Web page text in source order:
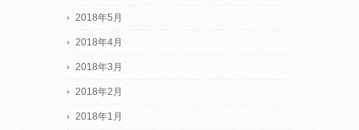
2018年5月
2018年4月
2018年3月
2018年2月
2018年1月